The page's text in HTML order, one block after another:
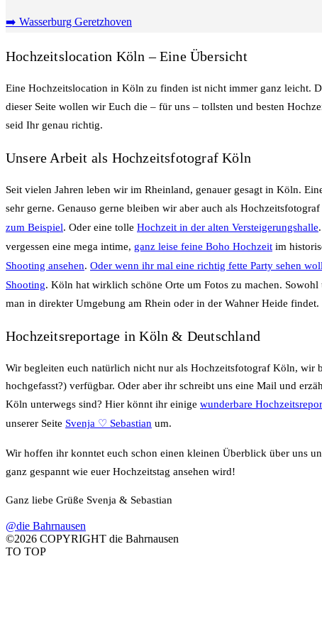
➡️ Wasserburg Geretzhoven
Hochzeitslocation Köln – Eine Übersicht
Eine Hochzeitslocation in Köln zu finden ist nicht immer ganz leicht.
dieser Seite wollen wir Euch die – für uns – tollsten und besten
seid Ihr genau richtig.
Unsere Arbeit als Hochzeitsfotograf Köln
Seit vielen Jahren leben wir im Rheinland, genauer gesagt in Köln.
sehr gerne. Genauso gerne bleiben wir aber auch als
zum Beispiel. Oder eine tolle Hochzeit in der alten Versteigerungshalle
vergessen eine mega intime, ganz leise feine Boho Hochzeit im
Shooting ansehen. Oder wenn ihr mal eine richtig fette Party sehen
Shooting. Köln hat wirklich schöne Orte um Fotos zu machen.
man in direkter Umgebung am Rhein oder in der Wahner Heide findet.
Hochzeitsreportage in Köln & Deutschland
Wir begleiten euch natürlich nicht nur als Hochzeitsfotograf Köln, wir
hochgefasst?) verfügbar. Oder aber ihr schreibt uns eine Mail und
Köln unterwegs sind? Hier könnt ihr einige wunderbare
unserer Seite Svenja ♡ Sebastian um.
Wir hoffen ihr konntet euch schon einen kleinen Überblick über uns
ganz gespannt wie euer Hochzeitstag ansehen wird!
Ganz liebe Grüße Svenja & Sebastian
@die Bahrnausen
©2026 COPYRIGHT die Bahrnausen
TO TOP